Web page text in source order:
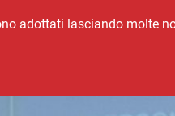
adottati lasciando molte